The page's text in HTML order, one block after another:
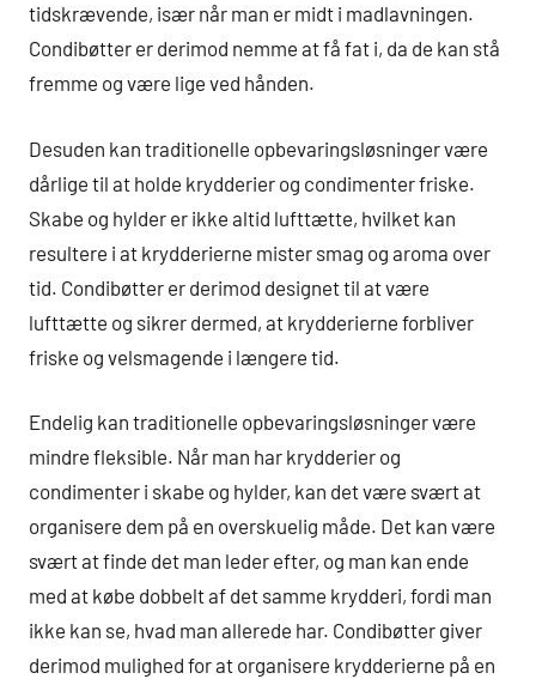
tidskrævende, især når man er midt i madlavningen.
Condibøtter er derimod nemme at få fat i, da de kan stå
fremme og være lige ved hånden.
Desuden kan traditionelle opbevaringsløsninger være
dårlige til at holde krydderier og condimenter friske.
Skabe og hylder er ikke altid lufttætte, hvilket kan
resultere i at krydderierne mister smag og aroma over
tid. Condibøtter er derimod designet til at være
lufttætte og sikrer dermed, at krydderierne forbliver
friske og velsmagende i længere tid.
Endelig kan traditionelle opbevaringsløsninger være
mindre fleksible. Når man har krydderier og
condimenter i skabe og hylder, kan det være svært at
organisere dem på en overskuelig måde. Det kan være
svært at finde det man leder efter, og man kan ende
med at købe dobbelt af det samme krydderi, fordi man
ikke kan se, hvad man allerede har. Condibøtter giver
derimod mulighed for at organisere krydderierne på en